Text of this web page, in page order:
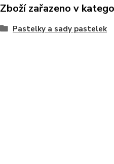
Zboží zařazeno v
Pastelky a sady pastelek